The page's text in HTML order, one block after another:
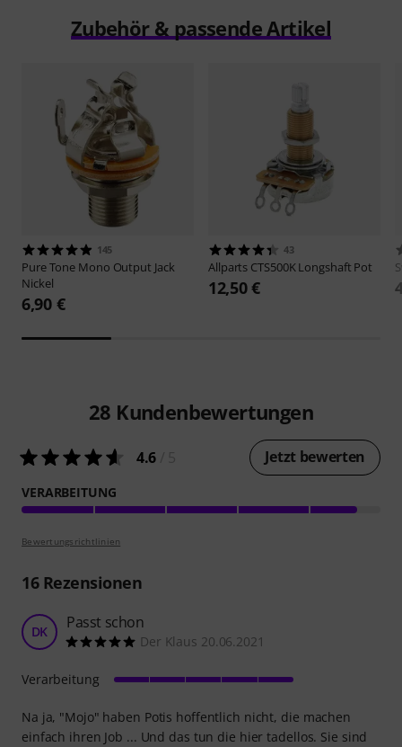
Zubehör & passende Artikel
145
Pure Tone Mono Output Jack
Nickel
6,90 €
43
Allparts CTS500K Longshaft Pot
12,50 €
28 Kundenbewertungen
4.6 Jetzt bewerten
VERARBEITUNG
Bewertungsrichtlinien
16Rezensionen
DK Passt schon
Der Klaus 20.06.2021
Na ja, "Mojo" haben Potis hoffentlich nicht, die machen
einfach ihren Job ... Und das tun die hier tadellos. Sie sind
Verarbeitung